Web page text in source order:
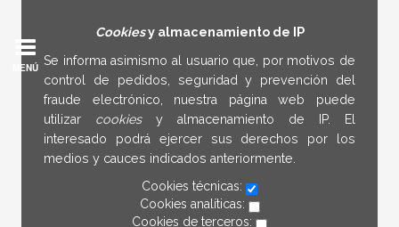
Cookiesy almacenamiento de IP
Se informa asimismo al usuario que, por motivos de
control de pedidos, seguridad y prevención del
fraude electrónico, nuestra página web puede
utilizar cookies y almacenamiento de IP. El
interesado podrá ejercer sus derechos por los
medios y cauces indicados anteriormente.
Cookies técnicas:
Cookies analíticas:
Cookies de terceros:
MENÚ